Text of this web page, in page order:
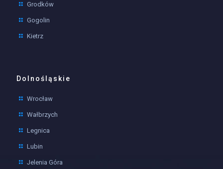
Grodków
Gogolin
Kietrz
Dolnośląskie
Wrocław
Wałbrzych
Legnica
Lubin
Jelenia Góra